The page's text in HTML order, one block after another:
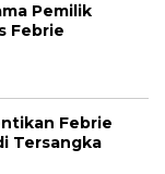
Pemilik
Febrie
Febrie
Tersangka